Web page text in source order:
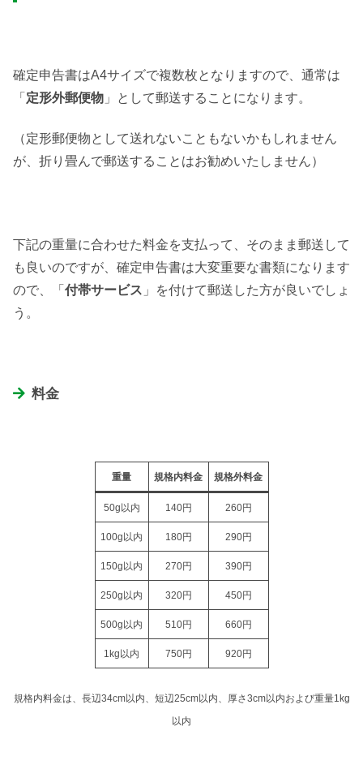
確定申告書はA4サイズで複数枚となりますので、通常は
「 定形外郵便物 」として郵送することになります。
（定形郵便物として送れないこともないかもしれません
が、折り畳んで郵送することはお勧めいたしません）
下記の重量に合わせた料金を支払って、そのまま郵送して
も良いのですが、確定申告書は大変重要な書類になります
ので、「 付帯サービス 」を付けて郵送した方が良いでしょ
う。
料金
重量 規格内料金 規格外料金
50g以内 140円 260円
100g以内 180円 290円
150g以内 270円 390円
250g以内 320円 450円
500g以内 510円 660円
1kg以内 750円 920円
規格内料金は、長辺34cm以内、短辺25cm以内、厚さ3cm以内および重量1kg
以内